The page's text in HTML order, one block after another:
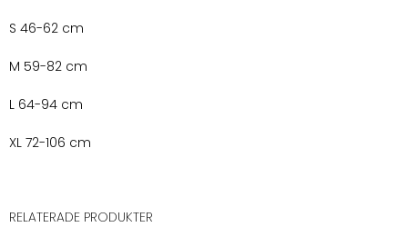
S 46-62 cm
M 59-82 cm
L 64-94 cm
XL 72-106 cm
RELATERADE PRODUKTER